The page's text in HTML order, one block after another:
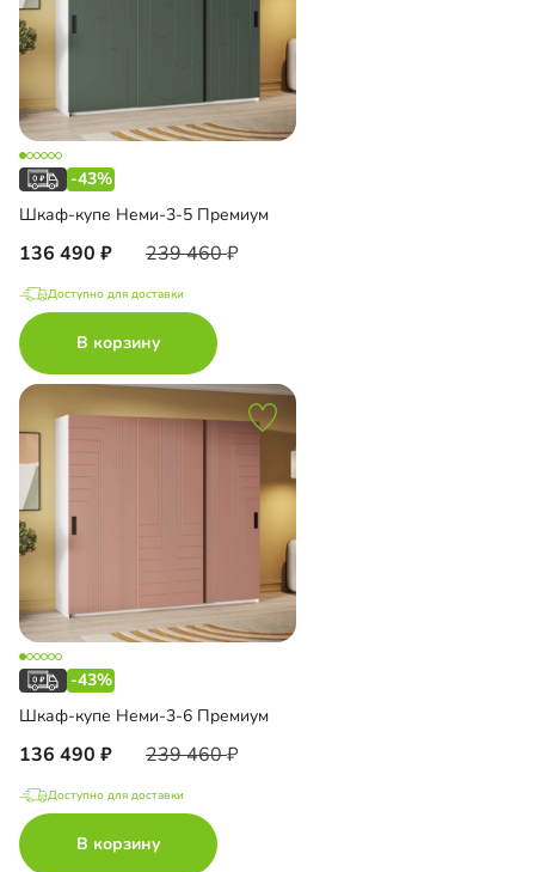
-43%
Шкаф-купе Неми-3-5 Премиум
136 490 239 460
Доступно для доставки
В корзину
-43%
Шкаф-купе Неми-3-6 Премиум
136 490 239 460
Доступно для доставки
В корзину